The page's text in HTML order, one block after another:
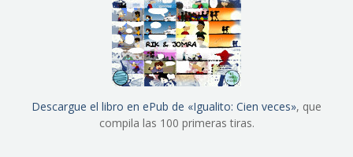
Descargue el libro en ePub de «Igualito: Cien veces», que
compila las 100 primeras tiras.